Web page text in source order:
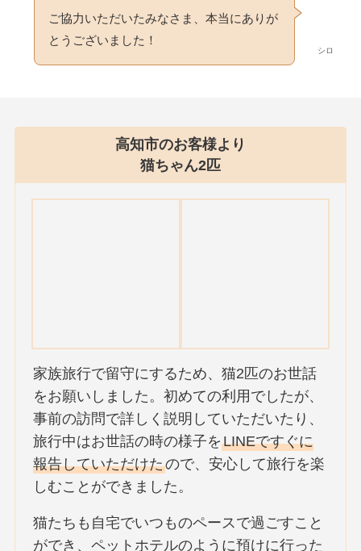
シロ
ご協力いただいたみなさま、本当にありが
とうございました！
高知市のお客様より
猫ちゃん2匹
家族旅行で留守にするため、猫2匹のお世話
をお願いしました。初めての利用でしたが、
事前の訪問で詳しく説明していただいたり、
旅行中はお世話の時の様子をLINEですぐに
報告していただけたので、安心して旅行を楽
しむことができました。
猫たちも自宅でいつものペースで過ごすこと
ができ、ペットホテルのように預けに行った